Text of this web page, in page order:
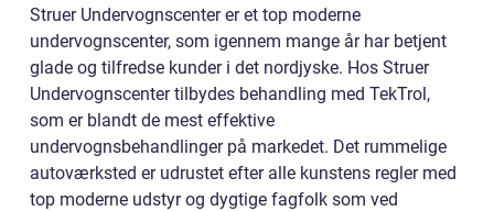
Struer Undervognscenter er et top moderne
undervognscenter, som igennem mange år har betjent
glade og tilfredse kunder i det nordjyske. Hos Struer
Undervognscenter tilbydes behandling med TekTrol,
som er blandt de mest effektive
undervognsbehandlinger på markedet. Det rummelige
autoværksted er udrustet efter alle kunstens regler med
top moderne udstyr og dygtige fagfolk som ved